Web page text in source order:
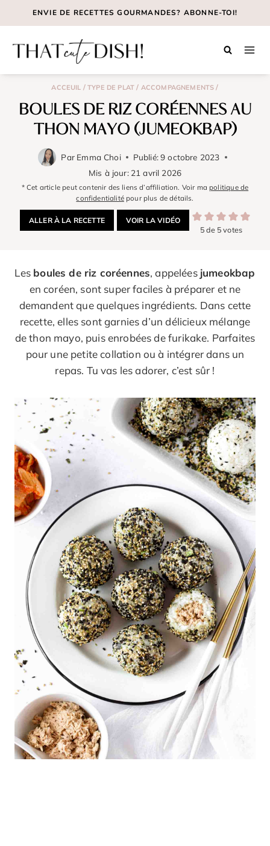
au
ENVIE DE RECETTES GOURMANDES? ABONNE-TOI!
ACCEUIL / TYPE DE PLAT / ACCOMPAGNEMENTS /
BOULES DE RIZ CORÉENNES AU
THON MAYO (JUMEOKBAP)
Par Emma Choi Publié:9 octobre 2023
Mis à jour: 21 avril 2026
* Cet article peut contenir des liens d’affiliation. Voir ma politique de
confidentialitépour plus de détails.
ALLER À LA RECETTE VOIR LA VIDÉO
5de 5votes
Les boules de riz coréennes, appelées jumeokbap
en coréen, sont super faciles à préparer et ne
demandent que quelques ingrédients. Dans cette
recette, elles sont garnies d’un délicieux mélange
de thon mayo, puis enrobées de furikake. Parfaites
pour une petite collation ou à intégrer dans un
repas. Tu vas les adorer, c’est sûr !